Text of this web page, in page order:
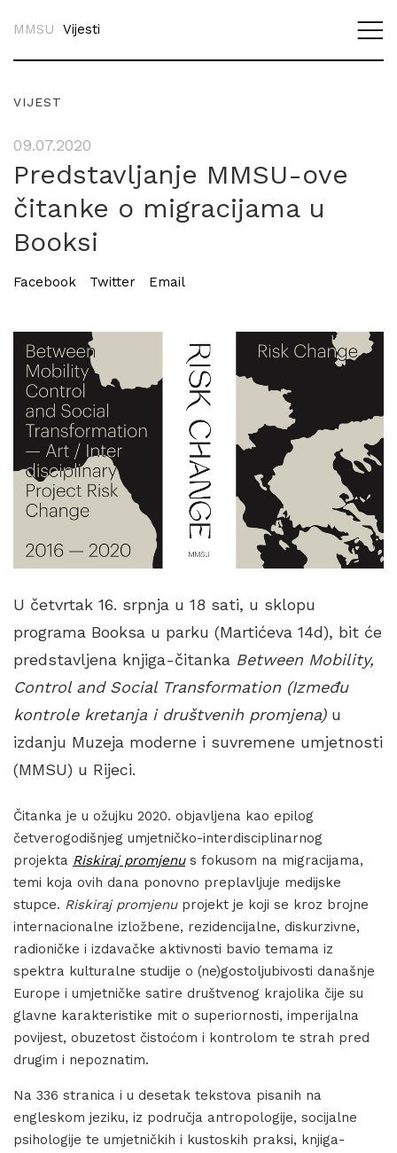
MMSU Vijesti
VIJEST
09.07.2020
Predstavljanje MMSU-ove
čitanke o migracijama u
Booksi
Facebook Twitter Email
U četvrtak 16. srpnja u 18 sati, u sklopu
programa Booksa u parku (Martićeva 14d), bit će
predstavljena knjiga-čitanka Between Mobility,
Control and Social Transformation (Između
kontrole kretanja i društvenih promjena)u
izdanju Muzeja moderne i suvremene umjetnosti
(MMSU) u Rijeci.
Čitanka je u ožujku 2020. objavljena kao epilog
četverogodišnjeg umjetničko-interdisciplinarnog
projekta Riskiraj promjenus fokusom na migracijama,
temi koja ovih dana ponovno preplavljuje medijske
stupce. Riskiraj promjenuprojekt je koji se kroz brojne
internacionalne izložbene, rezidencijalne, diskurzivne,
radioničke i izdavačke aktivnosti bavio temama iz
spektra kulturalne studije o (ne)gostoljubivosti današnje
Europe i umjetničke satire društvenog krajolika čije su
glavne karakteristike mit o superiornosti, imperijalna
povijest, obuzetost čistoćom i kontrolom te strah pred
drugim i nepoznatim.
Na 336 stranica i u desetak tekstova pisanih na
engleskom jeziku, iz područja antropologije, socijalne
psihologije te umjetničkih i kustoskih praksi, knjiga-